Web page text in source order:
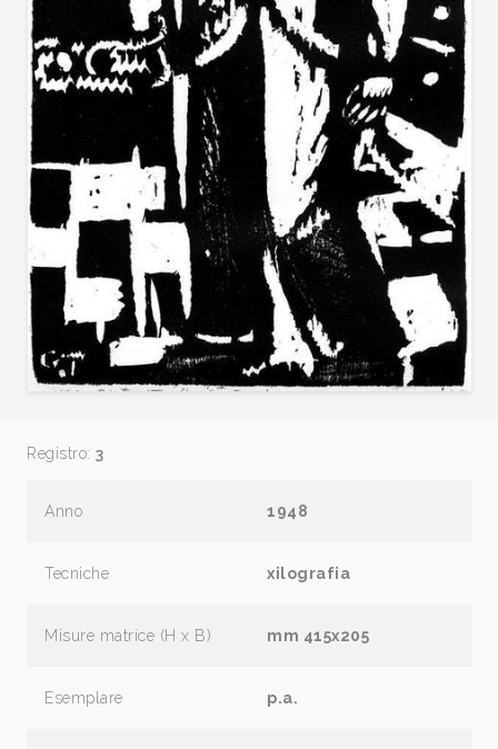
Registro: 3
Anno 1948
Tecniche xilografia
Misure matrice (H x B) mm 415x205
Esemplare p.a.